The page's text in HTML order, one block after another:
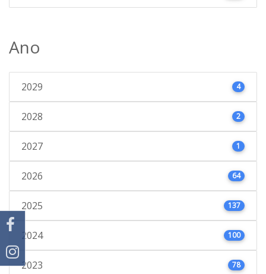
Ano
2029 4
2028 2
2027 1
2026 64
2025 137
2024 100
2023 78